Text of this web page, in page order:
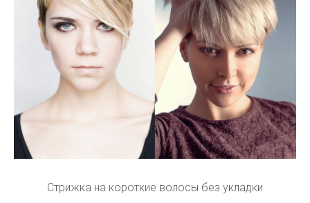
Стрижка на короткие волосы без укладки